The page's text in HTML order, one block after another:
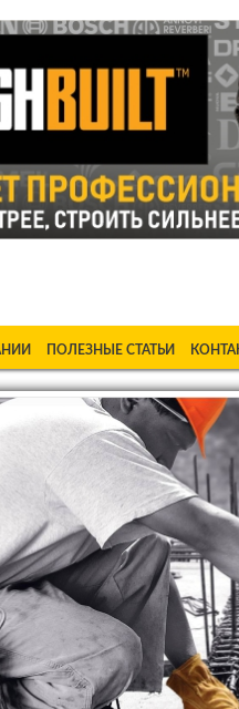
ПОЛЕЗНЫЕ СТАТЬИ